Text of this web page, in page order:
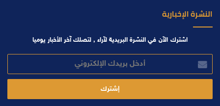
النشرة الإخبارية
اشترك الآن في النشرة البريدية لآراء , لتصلك آخر الأخبار يوميا
بريدك
الإلكتروني